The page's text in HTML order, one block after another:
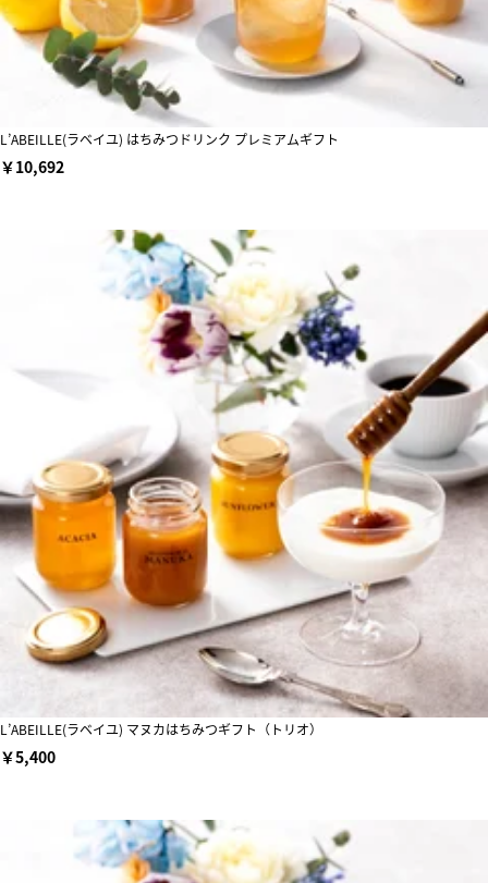
L’ABEILLE(ラベイユ) はちみつドリンク プレミアムギフト
￥10,692
L’ABEILLE(ラベイユ) マヌカはちみつギフト（トリオ）
￥5,400